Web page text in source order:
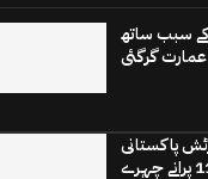
کے سبب ساتھ
عمارت گرگئی
پارلیمنٹ میں 15 برٹش پاکستانی